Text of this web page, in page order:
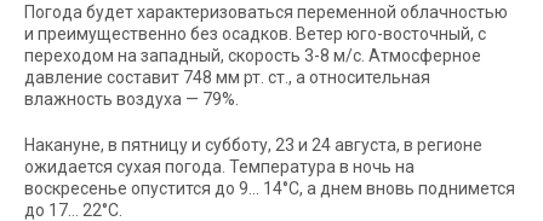
Погода будет характеризоваться переменной облачностью
и преимущественно без осадков. Ветер юго-восточный, с
переходом на западный, скорость 3-8 м/с. Атмосферное
давление составит 748 мм рт. ст., а относительная
влажность воздуха — 79%.
Накануне, в пятницу и субботу, 23 и 24 августа, в регионе
ожидается сухая погода. Температура в ночь на
воскресенье опустится до 9… 14°С, а днем вновь поднимется
до 17… 22°С.